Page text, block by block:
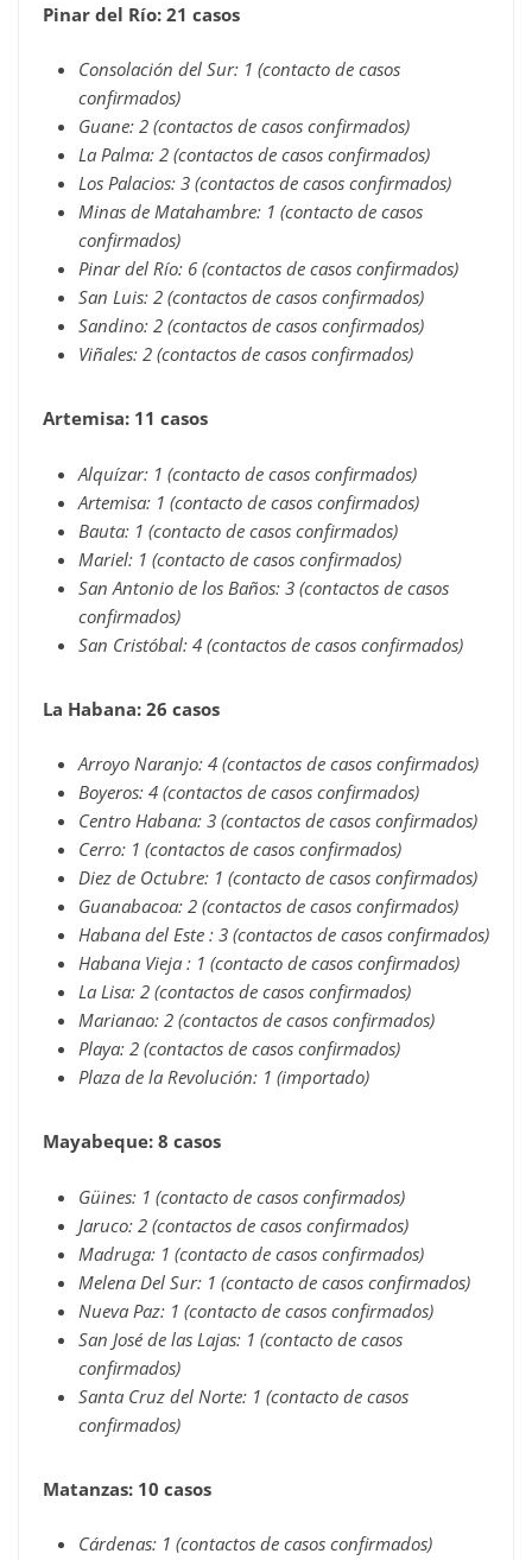
Pinar del Río: 21 casos
Consolación del Sur: 1 (contacto de casos
confirmados)
Guane: 2 (contactos de casos confirmados)
La Palma: 2 (contactos de casos confirmados)
Los Palacios: 3 (contactos de casos confirmados)
Minas de Matahambre: 1 (contacto de casos
confirmados)
Pinar del Río: 6 (contactos de casos confirmados)
San Luis: 2 (contactos de casos confirmados)
Sandino: 2 (contactos de casos confirmados)
Viñales: 2 (contactos de casos confirmados)
Artemisa: 11 casos
Alquízar: 1 (contacto de casos confirmados)
Artemisa: 1 (contacto de casos confirmados)
Bauta: 1 (contacto de casos confirmados)
Mariel: 1 (contacto de casos confirmados)
San Antonio de los Baños: 3 (contactos de casos
confirmados)
San Cristóbal: 4 (contactos de casos confirmados)
La Habana: 26 casos
Arroyo Naranjo: 4 (contactos de casos confirmados)
Boyeros: 4 (contactos de casos confirmados)
Centro Habana: 3 (contactos de casos confirmados)
Cerro: 1 (contactos de casos confirmados)
Diez de Octubre: 1 (contacto de casos confirmados)
Guanabacoa: 2 (contactos de casos confirmados)
Habana del Este : 3 (contactos de casos confirmados)
Habana Vieja : 1 (contacto de casos confirmados)
La Lisa: 2 (contactos de casos confirmados)
Marianao: 2 (contactos de casos confirmados)
Playa: 2 (contactos de casos confirmados)
Plaza de la Revolución: 1 (importado)
Mayabeque: 8 casos
Güines: 1 (contacto de casos confirmados)
Jaruco: 2 (contactos de casos confirmados)
Madruga: 1 (contacto de casos confirmados)
Melena Del Sur: 1 (contacto de casos confirmados)
Nueva Paz: 1 (contacto de casos confirmados)
San José de las Lajas: 1 (contacto de casos
confirmados)
Santa Cruz del Norte: 1 (contacto de casos
confirmados)
Matanzas: 10 casos
Cárdenas: 1 (contactos de casos confirmados)